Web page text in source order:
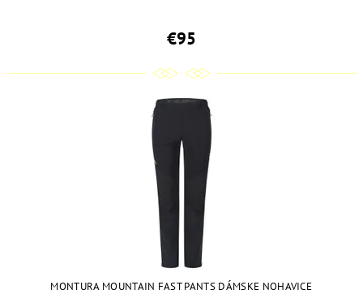
€95
MONTURA MOUNTAIN FAST PANTS DÁMSKE NOHAVICE